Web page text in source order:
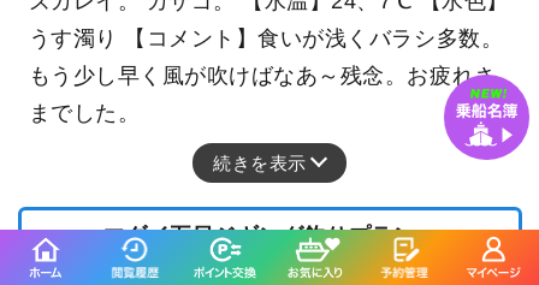
うす濁り 【コメント】食いが浅くバラシ多数。
もう少し早く風が吹けばなあ～残念。お疲れさ
までした。
続きを表示
マダイ五目ジギング釣りプラン
10,000円/人